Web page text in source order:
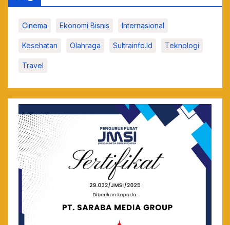
Cinema Ekonomi Bisnis Internasional
Kesehatan Olahraga Sultrainfo.id Teknologi
Travel